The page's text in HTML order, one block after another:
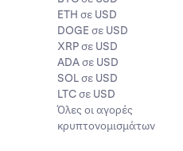
ETH σε USD
DOGE σε USD
XRP σε USD
ADA σε USD
SOL σε USD
LTC σε USD
Όλες οι αγορές
κρυπτονομισμάτων